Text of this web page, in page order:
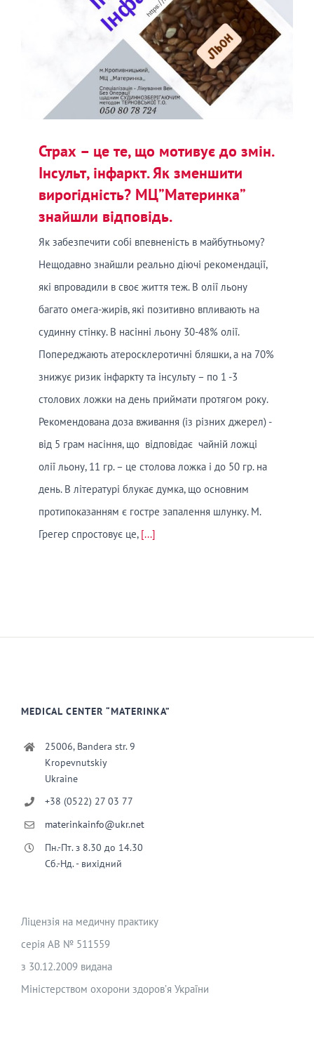
Страх – це те, що мотивує до змін.
Інсульт, інфаркт. Як зменшити
вирогідність? МЦ”Материнка”
знайшли відповідь.
Як забезпечити собі впевненість в майбутньому?
Нещодавно знайшли реально діючі рекомендації,
які впровадили в своє життя теж. В олії льону
багато омега-жирів, які позитивно впливають на
судинну стінку. В насінні льону 30-48% олії.
Попереджають атеросклеротичні бляшки, а на 70%
знижує ризик інфаркту та інсульту – по 1 -3
столових ложки на день приймати протягом року.
Рекомендована доза вживання (із різних джерел) -
від 5 грам насіння, що відповідає чайній ложці
олії льону, 11 гр. – це столова ложка і до 50 гр. на
день. В літературі блукає думка, що основним
протипоказанням є гостре запалення шлунку. М.
Грегер спростовує це, [...]
MEDICAL CENTER “MATERINKA”
25006, Bandera str. 9
Kropevnutskiy
Ukraine
+38 (0522) 27 03 77
materinkainfo@ukr.net
Пн.-Пт. з 8.30 до 14.30
Сб.-Нд. - вихідний
Ліцензія на медичну практику
серія АВ № 511559
з 30.12.2009 видана
Міністерством охорони здоров’я України